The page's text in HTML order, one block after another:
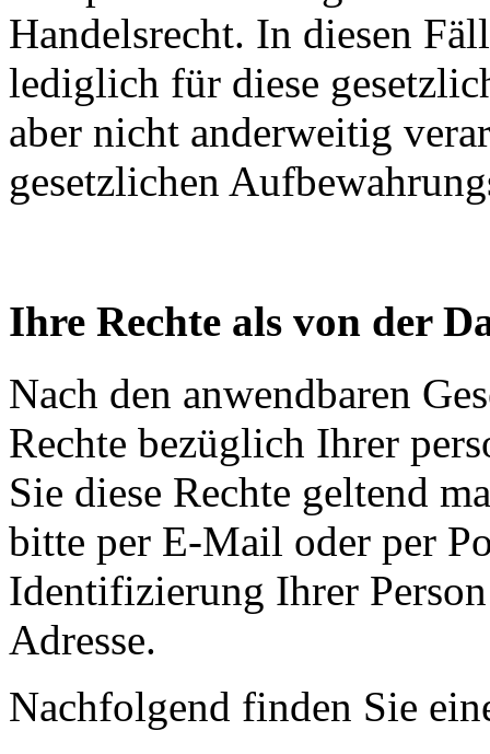
Handelsrecht. In diesen
lediglich für diese
aber nicht anderweitig
gesetzlichen
Ihre Rechte als von der
Nach den anwendbaren
Rechte bezüglich Ihrer
Sie diese Rechte geltend
bitte per E-Mail oder per
Identifizierung Ihrer
Adresse.
Nachfolgend finden Sie